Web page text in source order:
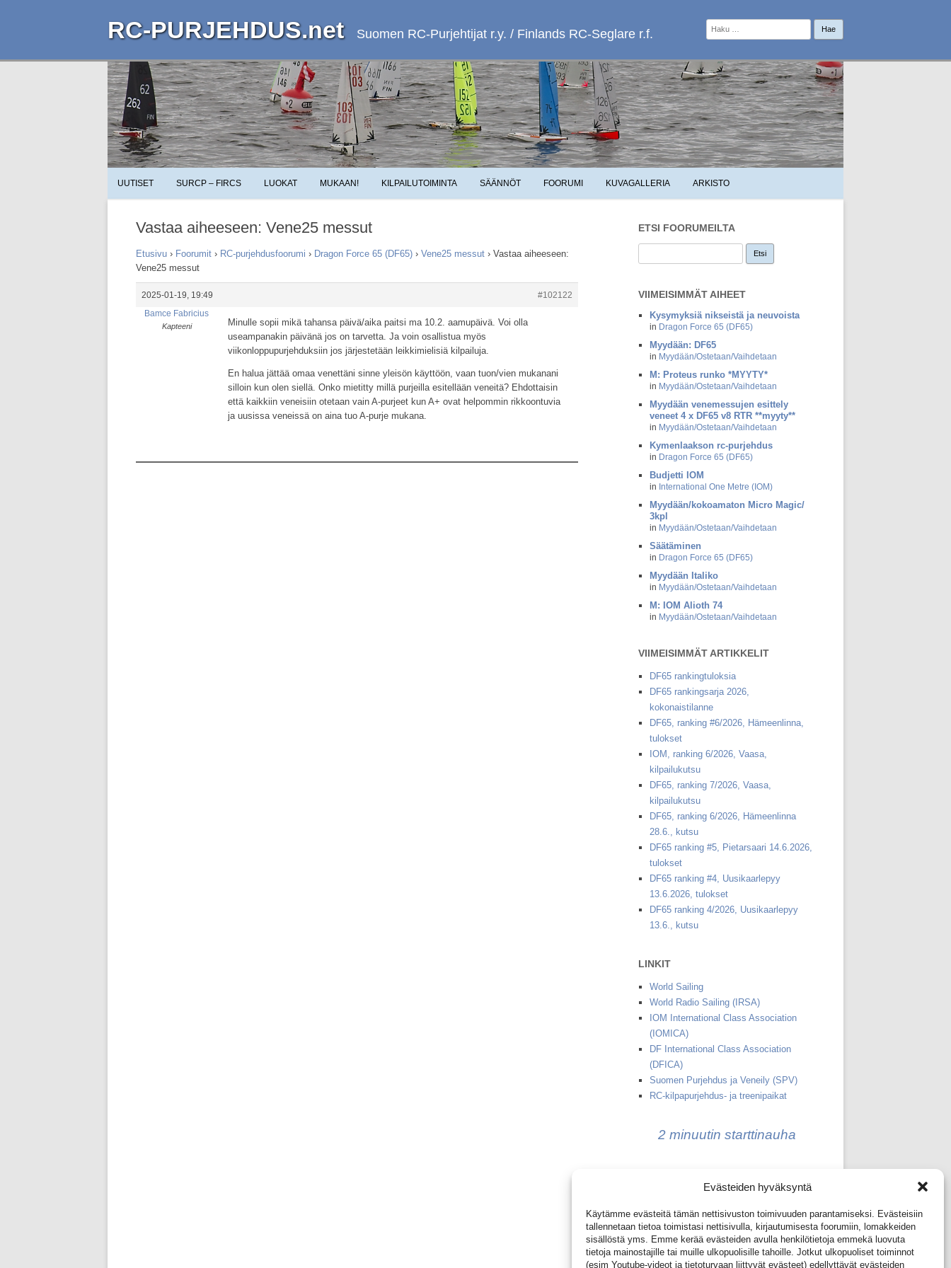
Evästeiden hyväksyntä
Käytämme evästeitä tämän nettisivuston toimivuuden parantamiseksi. Evästeisiin
tallennetaan tietoa toimistasi nettisivulla, kirjautumisesta foorumiin, lomakkeiden
sisällöstä yms. Emme kerää evästeiden avulla henkilötietoja emmekä luovuta
tietoja mainostajille tai muille ulkopuolisille tahoille. Jotkut ulkopuoliset toiminnot
(esim Youtube-videot ja tietoturvaan liittyvät evästeet) edellyttävät evästeiden
RC-PURJEHDUS.net Suomen RC-Purjehtijat r.y. / Finlands RC-Seglare r.f.
Haku:
UUTISET SURCP – FIRCS LUOKAT MUKAAN! KILPAILUTOIMINTA SÄÄNNÖT FOORUMI KUVAGALLERIA ARKISTO
Vastaa aiheeseen: Vene25 messut
Etusivu › Foorumit › RC-purjehdusfoorumi › Dragon Force 65 (DF65) › Vene25 messut › Vastaa aiheeseen:
Vene25 messut
2025-01-19, 19:49
#102122
Bamce Fabricius
Kapteeni
Minulle sopii mikä tahansa päivä/aika paitsi ma 10.2. aamupäivä. Voi olla
useampanakin päivänä jos on tarvetta. Ja voin osallistua myös
viikonloppupurjehduksiin jos järjestetään leikkimielisiä kilpailuja.
En halua jättää omaa venettäni sinne yleisön käyttöön, vaan tuon/vien mukanani
silloin kun olen siellä. Onko mietitty millä purjeilla esitellään veneitä? Ehdottaisin
että kaikkiin veneisiin otetaan vain A-purjeet kun A+ ovat helpommin rikkoontuvia
ja uusissa veneissä on aina tuo A-purje mukana.
ETSI FOORUMEILTA
VIIMEISIMMÄT AIHEET
Kysymyksiä nikseistä ja neuvoista
in Dragon Force 65 (DF65)
Myydään: DF65
in Myydään/Ostetaan/Vaihdetaan
M: Proteus runko *MYYTY*
in Myydään/Ostetaan/Vaihdetaan
Myydään venemessujen esittely
veneet 4 x DF65 v8 RTR **myyty**
in Myydään/Ostetaan/Vaihdetaan
Kymenlaakson rc-purjehdus
in Dragon Force 65 (DF65)
Budjetti IOM
in International One Metre (IOM)
Myydään/kokoamaton Micro Magic/
3kpl
in Myydään/Ostetaan/Vaihdetaan
Säätäminen
in Dragon Force 65 (DF65)
Myydään Italiko
in Myydään/Ostetaan/Vaihdetaan
M: IOM Alioth 74
in Myydään/Ostetaan/Vaihdetaan
VIIMEISIMMÄT ARTIKKELIT
DF65 rankingtuloksia
DF65 rankingsarja 2026,
kokonaistilanne
DF65, ranking #6/2026, Hämeenlinna,
tulokset
IOM, ranking 6/2026, Vaasa,
kilpailukutsu
DF65, ranking 7/2026, Vaasa,
kilpailukutsu
DF65, ranking 6/2026, Hämeenlinna
28.6., kutsu
DF65 ranking #5, Pietarsaari 14.6.2026,
tulokset
DF65 ranking #4, Uusikaarlepyy
13.6.2026, tulokset
DF65 ranking 4/2026, Uusikaarlepyy
13.6., kutsu
LINKIT
World Sailing
World Radio Sailing (IRSA)
IOM International Class Association
(IOMICA)
DF International Class Association
(DFICA)
Suomen Purjehdus ja Veneily (SPV)
RC-kilpapurjehdus- ja treenipaikat
2 minuutin starttinauha
Kirjaudu foorumiin